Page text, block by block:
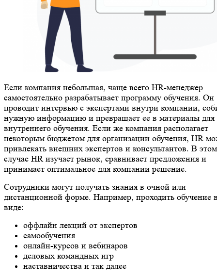
Если компания небольшая, чаще всего HR-менеджер
самостоятельно разрабатывает программу обучения. Он
проводит интервью с экспертами внутри компании,
нужную информацию и превращает ее в материалы для
внутреннего обучения. Если же компания располагает
некоторым бюджетом для организации обучения, HR
привлекать внешних экспертов и консультантов. В этом
случае HR изучает рынок, сравнивает предложения и
принимает оптимальное для компании решение.
Сотрудники могут получать знания в очной или
дистанционной форме. Например, проходить обучение
виде:
оффлайн лекций от экспертов
самообучения
онлайн-курсов и вебинаров
деловых командных игр
наставничества и так далее